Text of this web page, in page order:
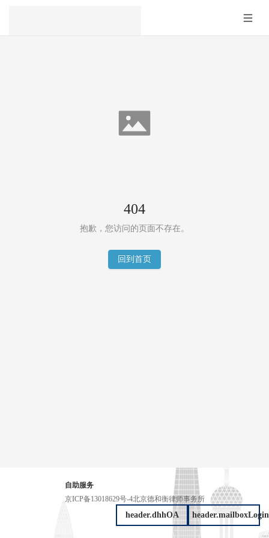
404
抱歉，您访问的页面不存在。
回到首页
自助服务
京ICP备13018629号-4北京德和衡律师事务所
header.dhhOA header.mailboxLogin